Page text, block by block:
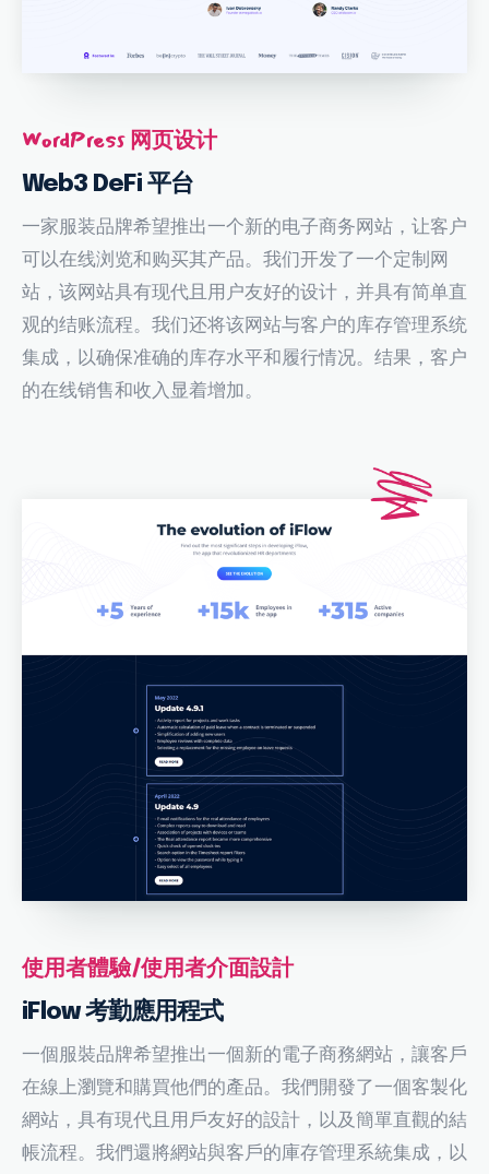
WordPress 网页设计
Web3 DeFi 平台
一家服装品牌希望推出一个新的电子商务网站，让客户
可以在线浏览和购买其产品。我们开发了一个定制网
站，该网站具有现代且用户友好的设计，并具有简单直
观的结账流程。我们还将该网站与客户的库存管理系统
集成，以确保准确的库存水平和履行情况。结果，客户
的在线销售和收入显着增加。
使用者體驗/使用者介面設計
iFlow 考勤應用程式
一個服裝品牌希望推出一個新的電子商務網站，讓客戶
在線上瀏覽和購買他們的產品。我們開發了一個客製化
網站，具有現代且用戶友好的設計，以及簡單直觀的結
帳流程。我們還將網站與客戶的庫存管理系統集成，以